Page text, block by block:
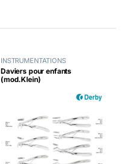
INSTRUMENTATIONS
Daviers pour enfants
(mod.Klein)